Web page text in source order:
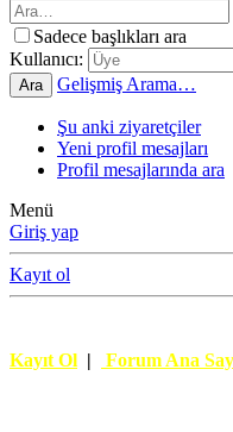
Sadece başlıkları ara
Kullanıcı:
Ara Gelişmiş Arama…
Şu anki ziyaretçiler
Yeni profil mesajları
Profil mesajlarında ara
Menü
Giriş yap
Kayıt ol
Kayıt Ol | Forum Ana